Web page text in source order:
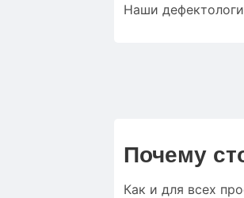
Наши
Почему
Как и для всех